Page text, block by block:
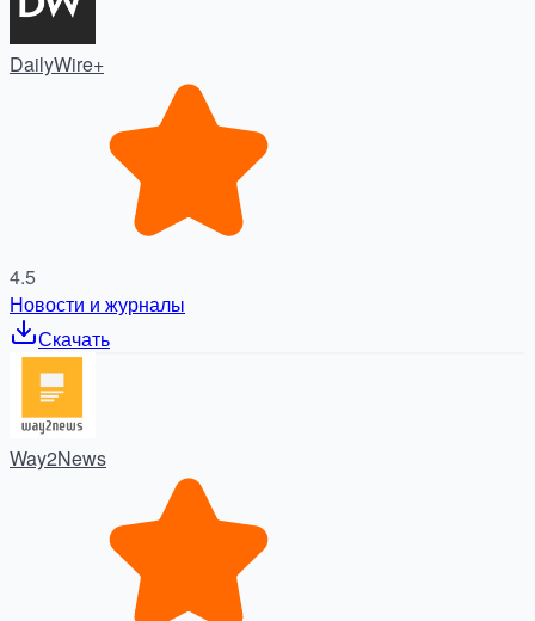
DailyWire+
4.5
Новости и журналы
Скачать
Way2News